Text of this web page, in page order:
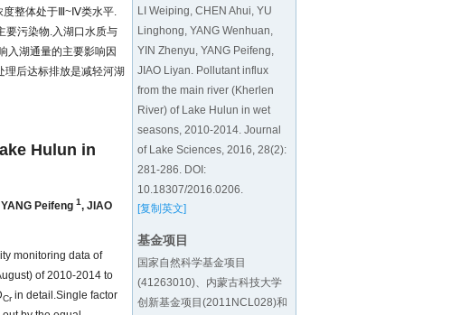
LI Weiping, CHEN Ahui, YU
Linghong, YANG Wenhuan,
YIN Zhenyu, YANG Peifeng,
JIAO Liyan. Pollutant influx
from the main river (Kherlen
River) of Lake Hulun in wet
seasons, 2010-2014. Journal
of Lake Sciences, 2016, 28(2):
281-286. DOI:
10.18307/2016.0206.
[复制英文]
基金项目
国家自然科学基金项目
(41263010)、内蒙古科技大学
创新基金项目(2011NCL028)和
度整体处于Ⅲ~Ⅳ类水平.
要污染物.入湖口水质与
入湖通量的主要影响因
理后达标排放是减轻河湖
Hulun in
YANG Peifeng 1, JIAO
monitoring data of
of 2010-2014 to
Crin detail.Single factor